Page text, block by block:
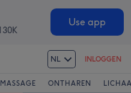
Use app
NL INLOGGEN
MASSAGE ONTHAREN